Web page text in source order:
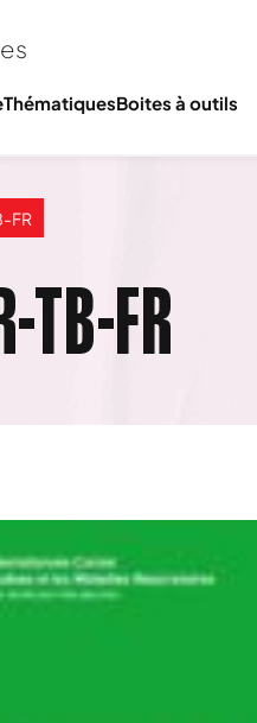
ThématiquesBoites à outils
FR
TB-FR